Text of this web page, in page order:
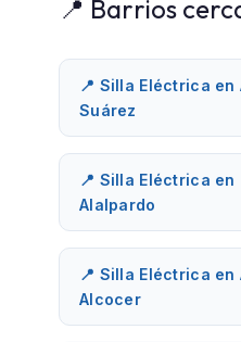
📍 Barrios
📍 Silla Eléctrica en
Suárez
📍 Silla Eléctrica en
Alalpardo
📍 Silla Eléctrica en
Alcocer